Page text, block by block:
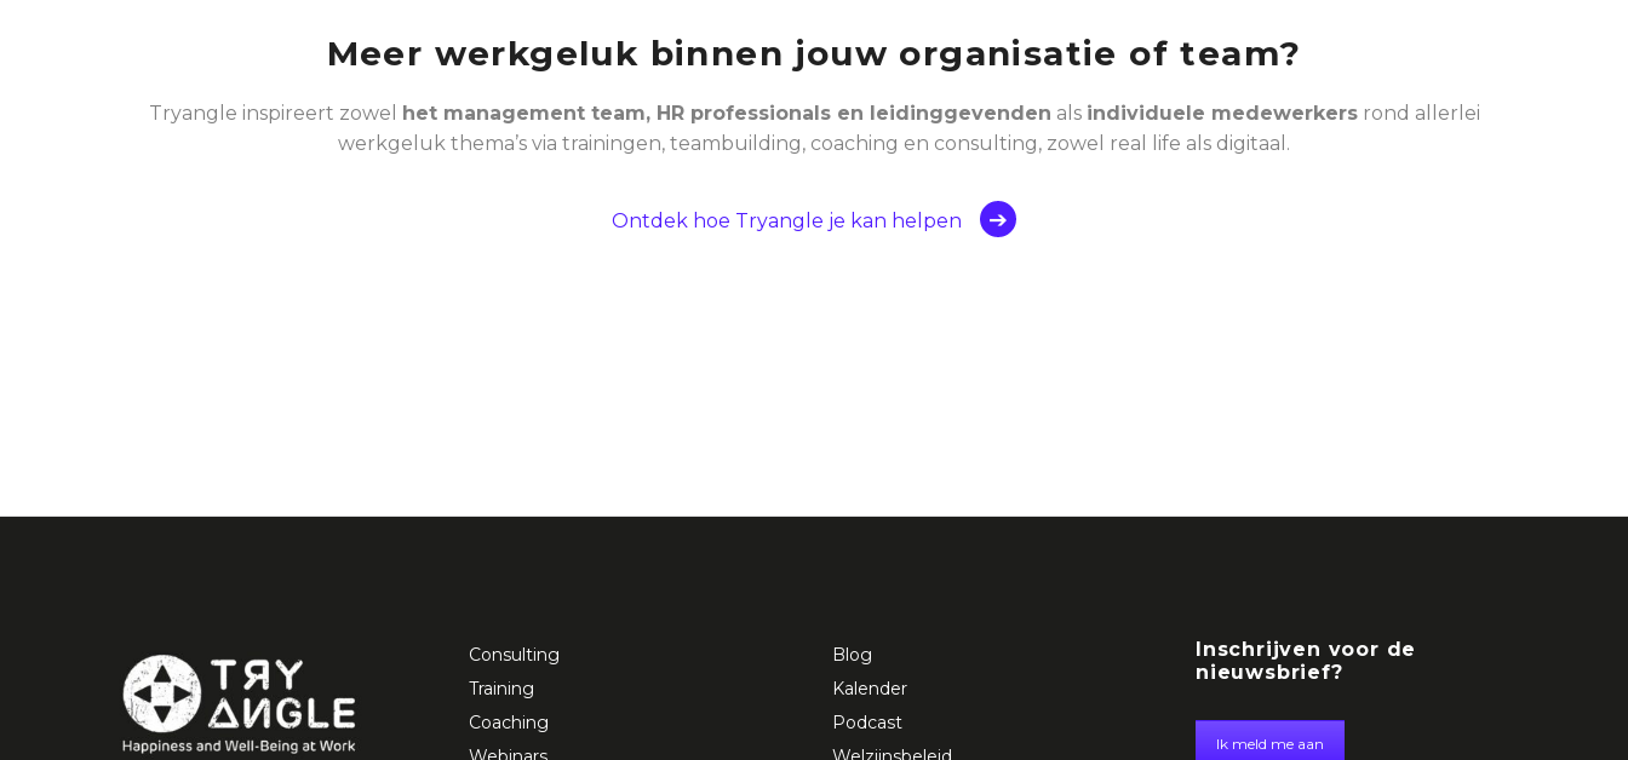
Meer werkgeluk binnen jouw organisatie of team?
Tryangle inspireert zowel het management team, HR professionals en leidinggevenden als individuele medewerkersrond allerlei
werkgeluk thema’s via trainingen, teambuilding, coaching en consulting, zowel real life als digitaal.
Ontdek hoe Tryangle je kan helpen
Consulting
Training
Coaching
Blog
Kalender
Podcast
Inschrijven voor de
nieuwsbrief?
Ik meld me aan